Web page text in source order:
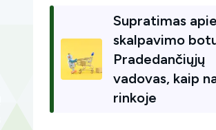
Supratimas apie
skalpavimo
Pradedančiųjų
vadovas, kaip
rinkoje